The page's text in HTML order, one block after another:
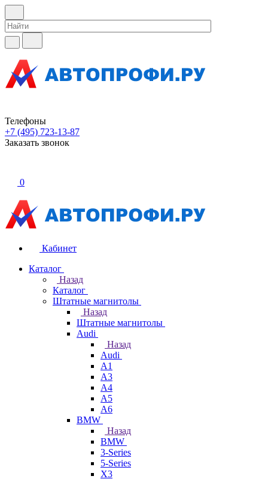
Телефоны
+7 (495) 723-13-87
Заказать звонок
0
Кабинет
Каталог
Назад
Каталог
Штатные магнитолы
Назад
Штатные магнитолы
Audi
Назад
Audi
A1
A3
A4
A5
A6
BMW
Назад
BMW
3-Series
5-Series
X3